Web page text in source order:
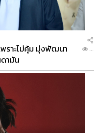
ราะไม่คุ้ม มุ่งพัฒนา
ามัน
...